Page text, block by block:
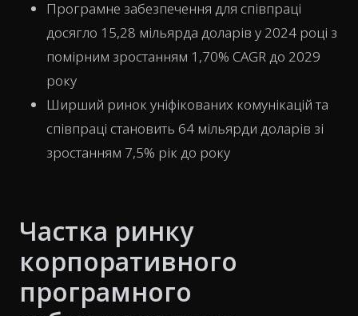
Програмне забезпечення для співпраці
досягло 15,28 мільярда доларів у 2024 році з
помірним зростанням 1,70% CAGR до 2029
року
Ширший ринок уніфікованих комунікацій та
співпраці становить 64 мільярди доларів зі
зростанням 7,5% рік до року
Частка ринку
корпоративного
програмного